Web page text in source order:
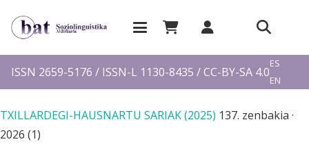
ISSN 2659-5176 / ISSN-L 1130-8435 / CC-BY-SA 4.0
ES
EN
TXILLARDEGI-HAUSNARTU SARIAK (2025) 137. zenbakia ·
2026 (1)